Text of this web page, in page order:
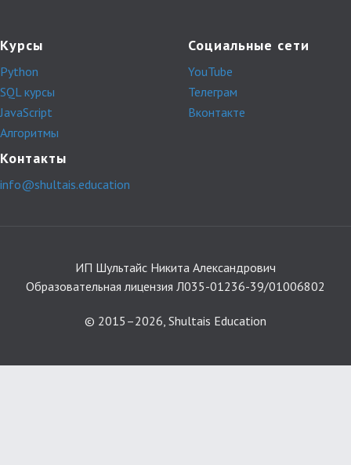
Курсы
Python
SQL курсы
JavaScript
Алгоритмы
Контакты
info@shultais.education
Социальные сети
YouTube
Телеграм
Вконтакте
ИП Шультайс Никита Александрович
Образовательная лицензия Л035-01236-39/01006802
© 2015–2026, Shultais Education